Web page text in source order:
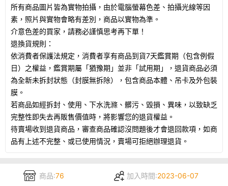
所有商品圖片皆為實物拍攝，由於電腦螢幕色差、拍攝光線等因
素，照片與實物會略有差別，商品以實物為準。
介意色差的買家，請務必謹慎思考再下單！
退換貨規則：
依消費者保護法規定，消費者享有商品到貨7天鑑賞期（包含例假
日）之權益，鑑賞期屬「猶豫期」並非「試用期」，退貨商品必須
為全新未拆封狀態（封膜無拆除），包含商品本體、吊卡及外包裝
膜。
若商品如經拆封、使用、下水洗滌、髒污、毀損、異味，以致缺乏
完整性即失去再販售價值時，將影響您的退貨權益。
待賣場收到退貨商品，審查商品確認沒問題後才會退回款項，如商
品有上述不完整、或已使用情況，賣場可拒絕辦理退貨。
商品:76 加入時間:2023-06-07